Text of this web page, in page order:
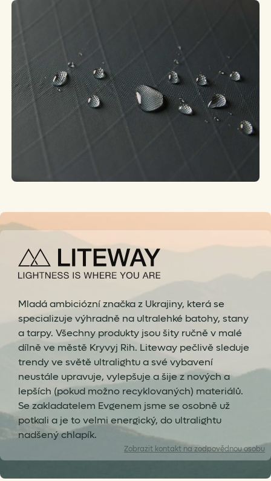
Mladá ambiciózní značka z Ukrajiny, která se
specializuje výhradně na ultralehké batohy, stany
a tarpy. Všechny produkty jsou šity ručně v malé
dílně ve městě Kryvyj Rih. Liteway pečlivě sleduje
trendy ve světě ultralightu a své vybavení
neustále upravuje, vylepšuje a šije z nových a
lepších (pokud možno recyklovaných) materiálů.
Se zakladatelem Evgenem jsme se osobně už
potkali a je to velmi energický, do ultralightu
nadšený chlapík.
Zobrazit kontakt na zodpovědnou osobu